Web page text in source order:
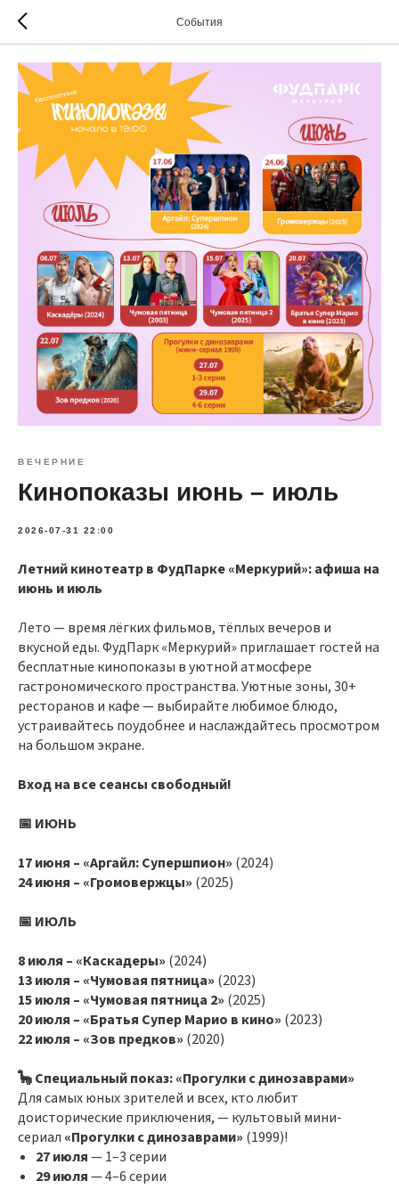
События
ВЕЧЕРНИЕ
Кинопоказы июнь – июль
2026-07-31 22:00
Летний кинотеатр в ФудПарке «Меркурий»: афиша на
июнь и июль
Лето — время лёгких фильмов, тёплых вечеров и
вкусной еды. ФудПарк «Меркурий» приглашает гостей на
бесплатные кинопоказы в уютной атмосфере
гастрономического пространства. Уютные зоны, 30+
ресторанов и кафе — выбирайте любимое блюдо,
устраивайтесь поудобнее и наслаждайтесь просмотром
на большом экране.
Вход на все сеансы свободный!
📅 ИЮНЬ
17 июня – «Аргайл: Супершпион» (2024)
24 июня – «Громовержцы» (2025)
📅 ИЮЛЬ
8 июля – «Каскадеры» (2024)
13 июля – «Чумовая пятница» (2023)
15 июля – «Чумовая пятница 2» (2025)
20 июля – «Братья Супер Марио в кино» (2023)
22 июля – «Зов предков» (2020)
🦕 Специальный показ: «Прогулки с динозаврами»
Для самых юных зрителей и всех, кто любит
доисторические приключения, — культовый мини-
сериал «Прогулки с динозаврами» (1999)!
27 июля— 1–3 серии
29 июля— 4–6 серии